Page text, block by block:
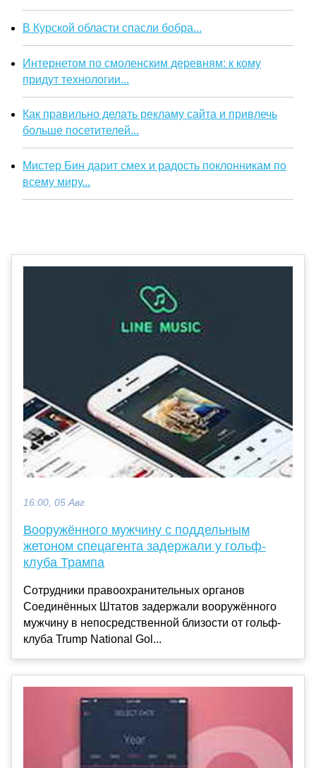
В Курской области спасли бобра...
Интернетом по смоленским деревням: к кому
придут технологии...
Как правильно делать рекламу сайта и привлечь
больше посетителей...
Мистер Бин дарит смех и радость поклонникам по
всему миру...
16:00, 05 Авг
Вооружённого мужчину с поддельным
жетоном спецагента задержали у гольф-
клуба Трампа
Сотрудники правоохранительных органов
Соединённых Штатов задержали вооружённого
мужчину в непосредственной близости от гольф-
клуба Trump National Gol...